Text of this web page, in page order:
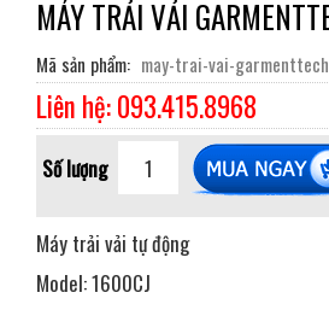
MÁY TRẢI VẢI
Mã sản phẩm may-trai-vai-
Liên hệ: 093.415.8968
Số lượng
Máy trải vải tự động
Model: 1600CJ